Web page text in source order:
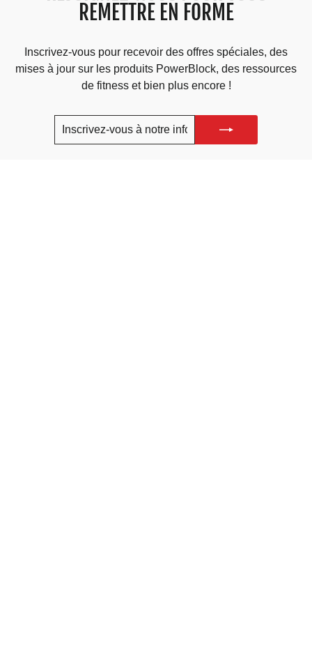
REMETTRE EN FORME
Inscrivez-vous pour recevoir des offres spéciales, des
mises à jour sur les produits PowerBlock, des ressources
de fitness et bien plus encore !
INSCRIVEZ-
S'INSCRIRE